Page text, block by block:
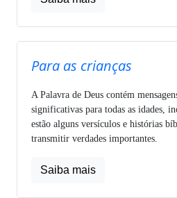
Para as crianças
A Palavra de Deus contém
significativas para todas as idades,
estão alguns versículos e histórias
transmitir verdades importantes.
Saiba mais